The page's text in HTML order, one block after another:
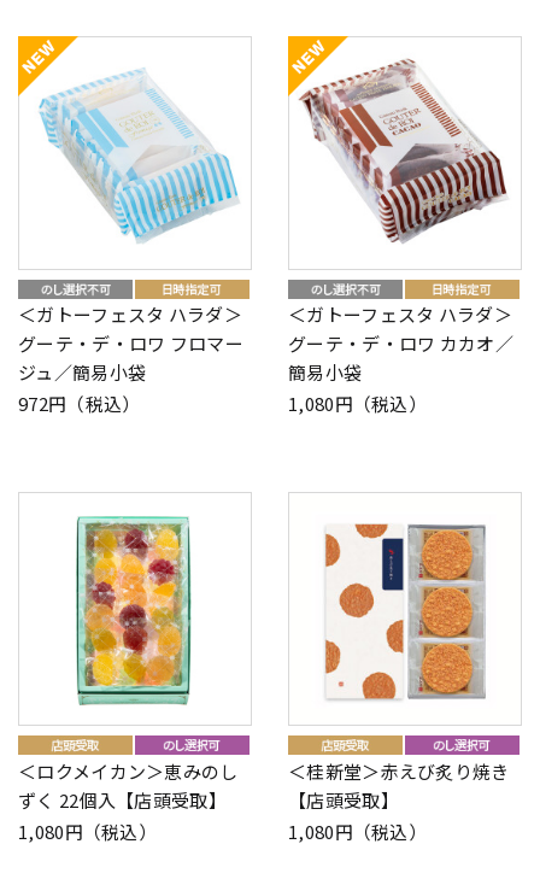
＜ガトーフェスタ ハラダ＞
グーテ・デ・ロワ フロマー
ジュ／簡易小袋
972円（税込）
＜ガトーフェスタ ハラダ＞
グーテ・デ・ロワ カカオ／
簡易小袋
1,080円（税込）
＜ロクメイカン＞恵みのし
ずく 22個入【店頭受取】
1,080円（税込）
＜桂新堂＞赤えび炙り焼き
【店頭受取】
1,080円（税込）